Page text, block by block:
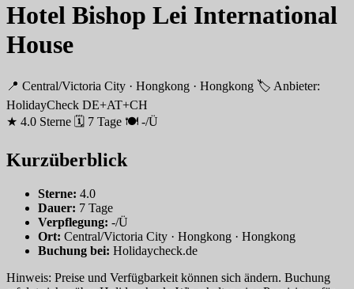
Hotel Bishop Lei International
House
📍 Central/Victoria City · Hongkong · Hongkong 🏷 Anbieter:
HolidayCheck DE+AT+CH
★ 4.0 Sterne 🗓 7 Tage 🍽 -/Ü
Kurzüberblick
Sterne: 4.0
Dauer: 7 Tage
Verpflegung: -/Ü
Ort: Central/Victoria City · Hongkong · Hongkong
Buchung bei: Holidaycheck.de
Hinweis: Preise und Verfügbarkeit können sich ändern. Buchung